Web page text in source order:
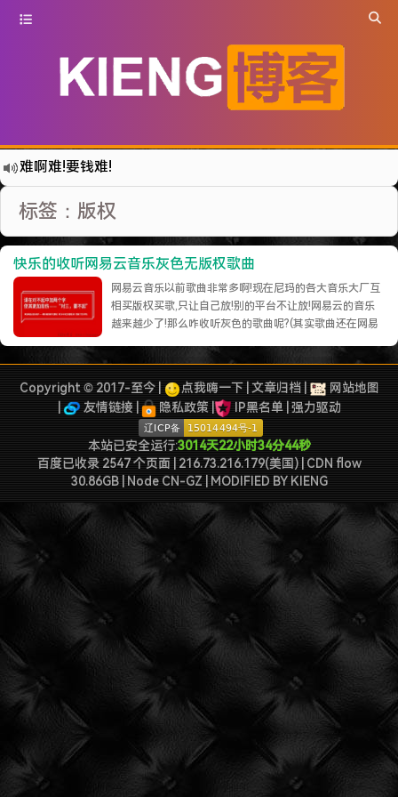
难啊难!要钱难!
有点伤心了,今年净遇到王某海这种人.
难啊难...
七牛的JS SDK 的文档真坑啊.
蓝奏云分享部分地区无法访问需手动修改www.lanzous.com变为:www.lanzoux.com
好气啊~原来使用的CDN服务商莫名其妙的给我服务取消了~
遇见一个沙雕汽车人.
2022-09-04被罚款200元记6分.
特么的.电脑风扇坏了.快递还全部停发.太难了...求求了.疫情赶紧走吧.
标签：版权
快乐的收听网易云音乐灰色无版权歌曲
网易云音乐以前歌曲非常多啊!现在尼玛的各大音乐大厂互
相买版权买歌,只让自己放!别的平台不让放!网易云的音乐
越来越少了!那么咋收听灰色的歌曲呢?(其实歌曲还在网易
通过代理的方式去收听!那么就开弄吧 #安装 node.jscurl -
Copyright © 2017-至今 | 点我嗨一下| 文章归档|
网站地图
友情链接 隐私政策| IP黑名单 强力驱动
本站已安全运行:3014天22小时34分44秒
百度已收录 2547 个页面 | 216.73.216.179(美国) | CDN flow
30.86GB | Node CN-GZ | MODIFIED BY KIENG